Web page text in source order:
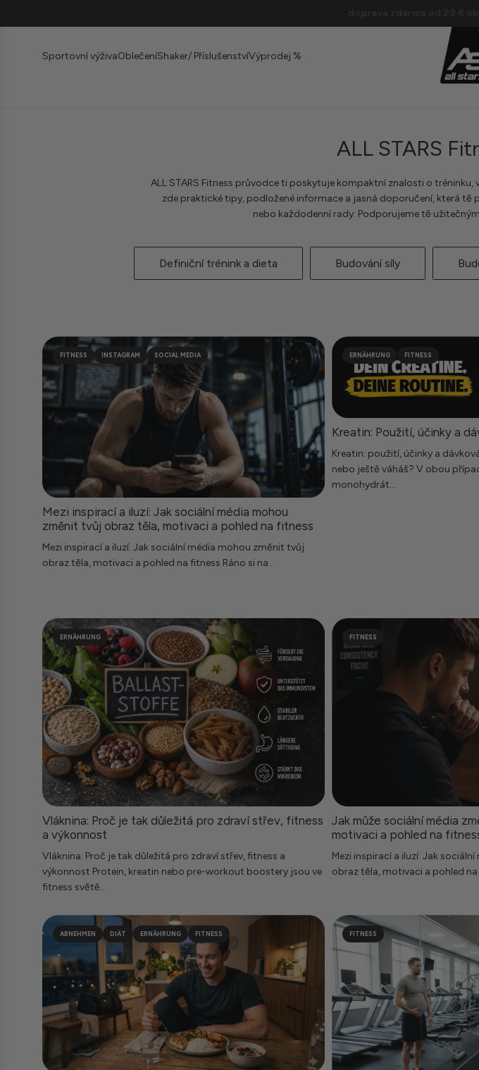
ř
Sportovní výživaOblečeníShaker/ PříslušenstvíVýprodej %
ALL STARS
ALL STARS Fitness průvodce ti poskytuje kompaktní znalosti o
zde praktické tipy, podložené informace a jasná doporučení, která tě
nebo každodenní rady: Podporujeme tě
Definiční trénink a dieta Budování síly
FITNESS INSTAGRAM SOCIAL MEDIA
Mezi inspirací a iluzí: Jak sociální média mohou
změnit tvůj obraz těla, motivaci a pohled na fitness
Mezi inspirací a iluzí: Jak sociální média mohou změnit tvůj
obraz těla, motivaci a pohled na fitness Ráno si na...
ERNÄHRUNG FITNESS
Kreatin: Použití, účinky a
Kreatin: použití, účinky a
nebo ještě váháš? V obou
monohydrát...
ERNÄHRUNG
Vláknina: Proč je tak důležitá pro zdraví střev, fitness
a výkonnost
Vláknina: Proč je tak důležitá pro zdraví střev, fitness a
výkonnost Protein, kreatin nebo pre-workout boostery jsou ve
fitness světě...
FITNESS
Jak může sociální média
motivaci a pohled na
Mezi inspirací a iluzí: Jak
obraz těla, motivaci a pohled na
ABNEHMEN DIÄT ERNÄHRUNG FITNESS FITNESS